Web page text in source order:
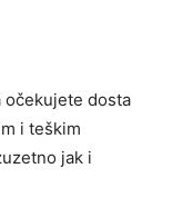
očekujete dosta
i teškim
jak i